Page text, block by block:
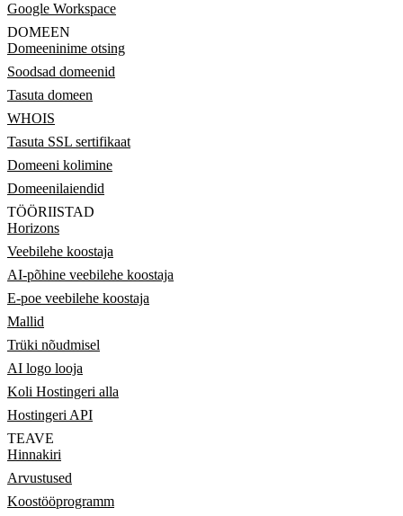
Google Workspace
DOMEEN
Domeeninime otsing
Soodsad domeenid
Tasuta domeen
WHOIS
Tasuta SSL sertifikaat
Domeeni kolimine
Domeenilaiendid
TÖÖRIISTAD
Horizons
Veebilehe koostaja
AI-põhine veebilehe koostaja
E-poe veebilehe koostaja
Mallid
Trüki nõudmisel
AI logo looja
Koli Hostingeri alla
Hostingeri API
TEAVE
Hinnakiri
Arvustused
Koostööprogramm